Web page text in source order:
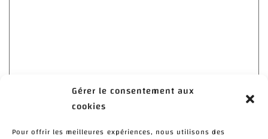
Gérer le consentement aux
cookies
Pour offrir les meilleures expériences, nous utilisons des
J’ai lu et j'accepte la politique de confidentialité de ce
> Déclaration de confidentialité